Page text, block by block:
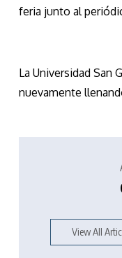
feria junto al
La Universidad San
nuevamente
View All